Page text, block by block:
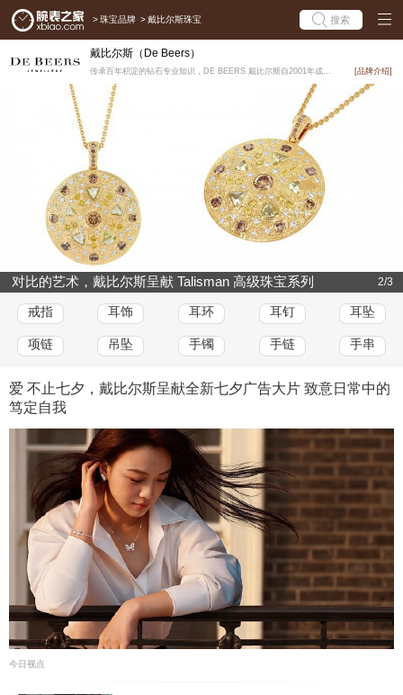
> 珠宝品牌 > 戴比尔斯珠宝 搜索
戴比尔斯（De Beers）
传承百年积淀的钻石专业知识，DE BEERS 戴比尔斯自2001年成立以来，继承卓尔不群的钻石制造传... [品牌介绍]
对比的艺术，戴比尔斯呈献 Talisman 高级珠宝系列
新作
2/3
戒指 耳饰 耳环 耳钉 耳坠
项链 吊坠 手镯 手链 手串
爱 不止七夕，戴比尔斯呈献全新七夕广告大片 致意日常中的
笃定自我
今日视点